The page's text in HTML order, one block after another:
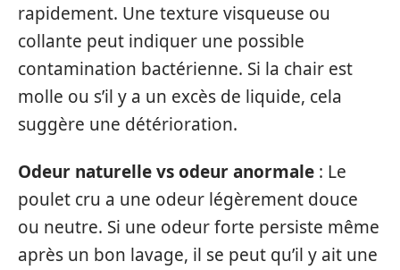
rapidement. Une texture visqueuse ou
collante peut indiquer une possible
contamination bactérienne. Si la chair est
molle ou s’il y a un excès de liquide, cela
suggère une détérioration.
Odeur naturelle vs odeur anormale : Le
poulet cru a une odeur légèrement douce
ou neutre. Si une odeur forte persiste même
après un bon lavage, il se peut qu’il y ait une